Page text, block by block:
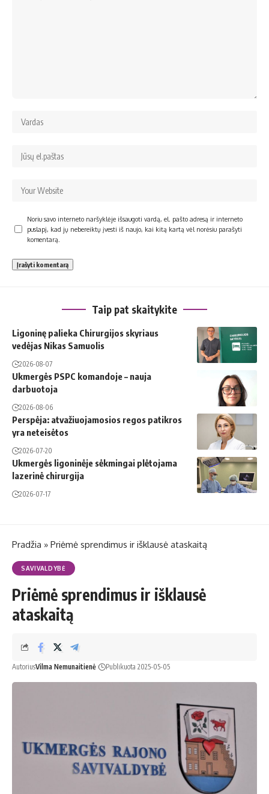
Noriu savo interneto naršyklėje išsaugoti vardą, el. pašto adresą ir interneto
puslapį, kad jų nebereiktų įvesti iš naujo, kai kitą kartą vėl norėsiu parašyti
komentarą.
Taip pat skaitykite
Ligoninę palieka Chirurgijos skyriaus
vedėjas Nikas Samuolis
2026-08-07
Ukmergės PSPC komandoje – nauja
darbuotoja
2026-08-06
Perspėja: atvažiuojamosios regos patikros
yra neteisėtos
2026-07-20
Ukmergės ligoninėje sėkmingai plėtojama
lazerinė chirurgija
2026-07-17
Pradžia » Priėmė sprendimus ir išklausė ataskaitą
SAVIVALDYBĖ
Priėmė sprendimus ir išklausė
ataskaitą
AutoriusVilma Nemunaitienė Publikuota 2025-05-05